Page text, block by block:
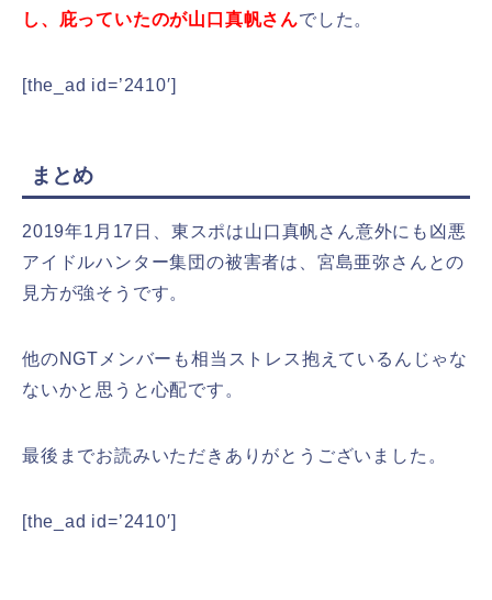
し、庇っていたのが山口真帆さんでした。
[the_ad id=’2410′]
まとめ
2019年1月17日、東スポは山口真帆さん意外にも凶悪
アイドルハンター集団の被害者は、宮島亜弥さんとの
見方が強そうです。
他のNGTメンバーも相当ストレス抱えているんじゃな
ないかと思うと心配です。
最後までお読みいただきありがとうございました。
[the_ad id=’2410′]